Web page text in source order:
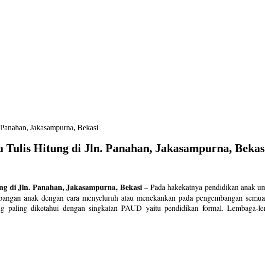
Jakasampurna, Bekasi
Hitung di Jln. Panahan, Jakasampurna,
di Jln. Panahan, Jakasampurna, Bekasi– Pada hakekatnya pendidikan anak
anak dengan cara menyeluruh atau menekankan pada pengembangan
paling diketahui dengan singkatan PAUD yaitu pendidikan formal. Lembaga-